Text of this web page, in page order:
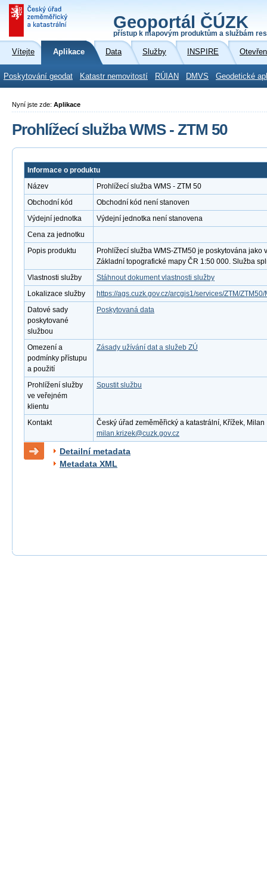
Geoportál ČÚZK
přístup k mapovým produktům a službám
Vítejte Aplikace Data Služby INSPIRE
Poskytování geodat Katastr nemovitostí RÚIAN DMVS Geodetické
Nyní jste zde: Aplikace
Prohlížecí služba WMS - ZTM 50
Informace o produktu
Název
Prohlížecí služba WMS - ZTM 50
Obchodní kód
Obchodní kód není stanoven
Výdejní jednotka
Výdejní jednotka není stanovena
Cena za jednotku
Popis produktu
Prohlížecí služba WMS-ZTM50 je poskytována
Základní topografické mapy ČR 1:50 000. Služba
Vlastnosti služby
Stáhnout dokument vlastnosti služby
Lokalizace služby
https://ags.cuzk.gov.cz/arcgis1/services/ZTM/
Datové sady
poskytované
službou
Poskytovaná data
Omezení a
podmínky přístupu
a použití
Zásady užívání dat a služeb ZÚ
Prohlížení služby
ve veřejném
klientu
Spustit službu
Kontakt
Český úřad zeměměřický a katastrální, Křížek,
milan.krizek@cuzk.gov.cz
Detailní metadata
Metadata XML